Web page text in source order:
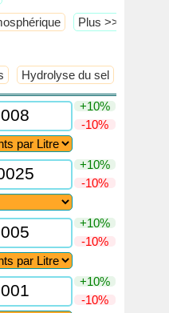
​Plus >>
Hydrolyse du sel
+10%
-10%
+10%
-10%
+10%
-10%
+10%
-10%